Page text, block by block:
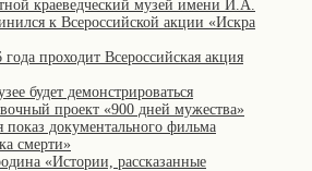
краеведческий музей имени И.А.
к Всероссийской акции «Искра
проходит Всероссийская акция
будет демонстрироваться
проект «900 дней мужества»
показ документального фильма
смерти»
«Истории, рассказанные